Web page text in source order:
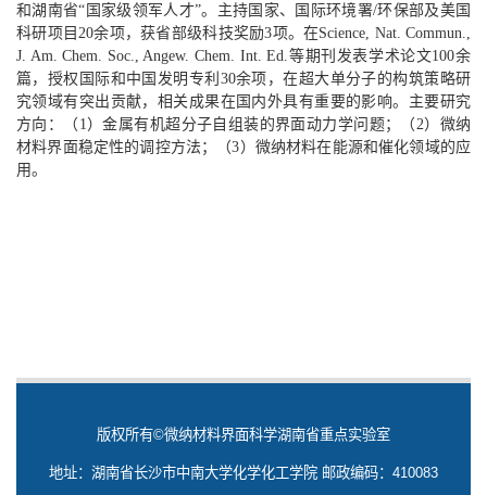
和湖南省“国家级领军人才”。主持国家、国际环境署/环保部及美国
科研项目20余项，获省部级科技奖励3项。在Science, Nat. Commun.,
J. Am. Chem. Soc., Angew. Chem. Int. Ed.等期刊发表学术论文100余
篇，授权国际和中国发明专利30余项，在超大单分子的构筑策略研
究领域有突出贡献，相关成果在国内外具有重要的影响。主要研究
方向：（1）金属有机超分子自组装的界面动力学问题；（2）微纳
材料界面稳定性的调控方法；（3）微纳材料在能源和催化领域的应
用。
版权所有©微纳材料界面科学湖南省重点实验室
地址：湖南省长沙市中南大学化学化工学院 邮政编码：410083